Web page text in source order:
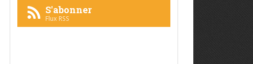
S'abonner
Flux RSS